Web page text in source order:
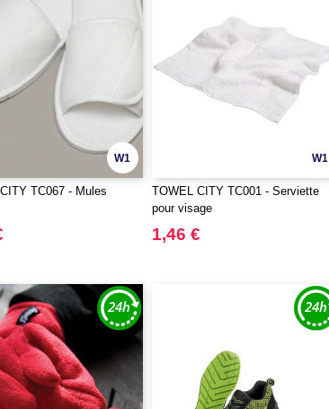
W1
TC067 - Mules
W1
TOWEL CITY TC001 - Serviette
pour visage
1,46 €